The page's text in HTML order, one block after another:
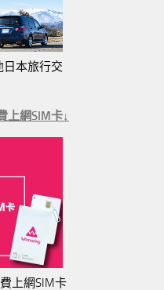
日本旅行交
上網SIM卡↓
上網SIM卡